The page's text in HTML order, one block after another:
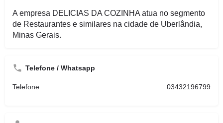
A empresa DELICIAS DA COZINHA atua no segmento
de Restaurantes e similares na cidade de Uberlândia,
Minas Gerais.
Telefone / Whatsapp
Telefone 03432196799